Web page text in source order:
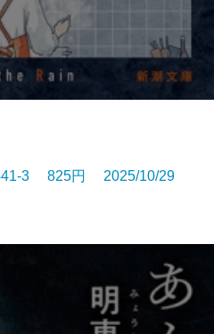
3 825円 2025/10/29